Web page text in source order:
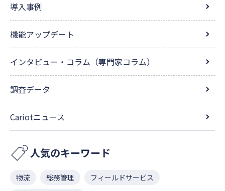
導入事例
機能アップデート
インタビュー・コラム（専門家コラム）
調査データ
Cariotニュース
人気のキーワード
物流 総務管理
フィールドサービス